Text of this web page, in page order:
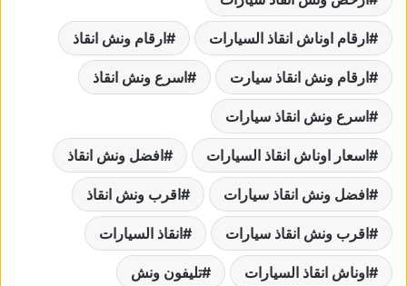
ارقام اوناش انقاذ السيارات ارقام ونش انقاذ
ارقام ونش انقاذ سيارت اسرع ونش انقاذ
اسرع ونش انقاذ سيارات
اسعار اوناش انقاذ السيارات افضل ونش انقاذ
افضل ونش انقاذ سيارات اقرب ونش انقاذ
اقرب ونش انقاذ سيارات انقاذ السيارات
اوناش انقاذ السيارات تليفون ونش